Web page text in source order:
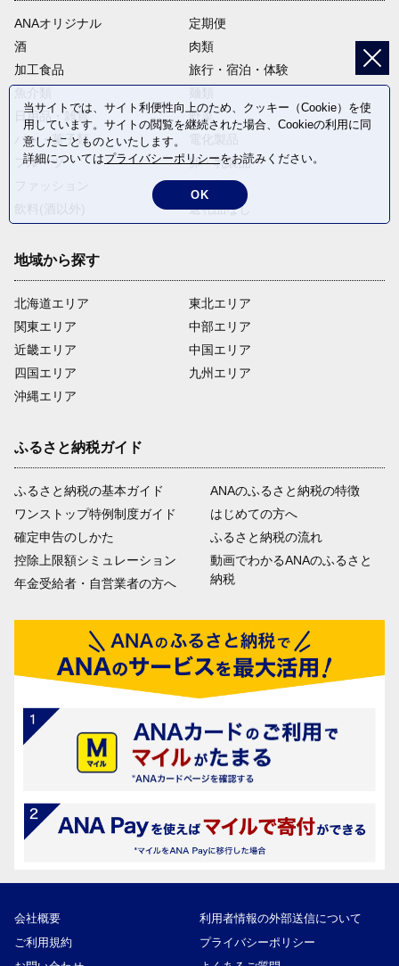
ANAオリジナル
定期便
酒
肉類
加工食品
旅行・宿泊・体験
日用品・雑貨
野菜
パン・菓子類
フルーツ
卵・乳製品
米・穀物
返礼品なし
地域から探す
北海道エリア
関東エリア
近畿エリア
四国エリア
沖縄エリア
東北エリア
中部エリア
中国エリア
九州エリア
ふるさと納税ガイド
ふるさと納税の基本ガイド
ワンストップ特例制度ガイド
確定申告のしかた
控除上限額シミュレーション
年金受給者・自営業者の方へ
ANAのふるさと納税の特徴
はじめての方へ
ふるさと納税の流れ
動画でわかるANAのふるさと
納税
会社概要
利用者情報の外部送信について
ご利用規約
プライバシーポリシー
当サイトでは、サイト利便性向上のため、クッキー（Cookie）を使
用しています。サイトの閲覧を継続された場合、Cookieの利用に同
意したことものといたします。
詳細についてはプライバシーポリシーをお読みください。
OK